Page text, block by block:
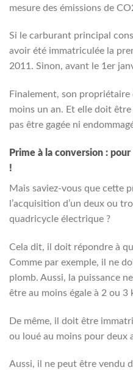
mesure des émissions de
Si le carburant principal
avoir été immatriculée la
2011. Sinon, avant le 1er
Finalement, son propriétaire
moins un an. Et elle doit
pas être gagée ni
Prime à la conversion :
!
Mais saviez-vous que cette
l’acquisition d’un deux ou
quadricycle électrique ?
Cela dit, il doit répondre à
Comme par exemple, il ne
plomb. Aussi, la puissance
être au moins égale à 2 ou 3
De même, il doit être
ou loué au moins pour deux
Aussi, il ne peut être vendu